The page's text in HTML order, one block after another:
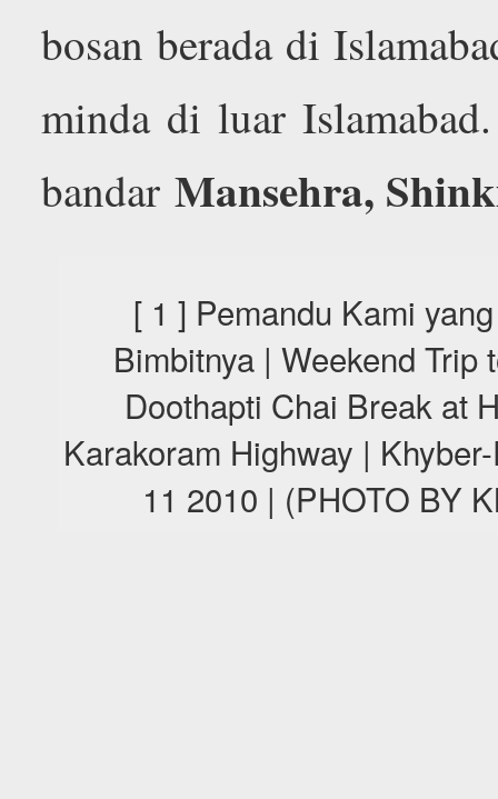
bosan berada di
minda di luar
bandarMansehra,
[ 1 ] Pemandu Kami
Bimbitnya | Weekend
Doothapti Chai Break at
Karakoram Highway |
11 2010 | (PHOTO BY